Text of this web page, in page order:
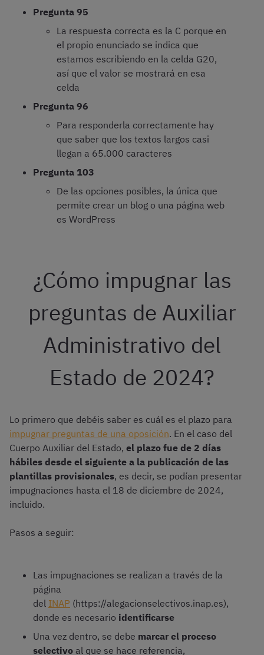
Pregunta 95
La respuesta correcta es la C porque en
el propio enunciado se indica que
estamos escribiendo en la celda G20,
así que el valor se mostrará en esa
celda
Pregunta 96
Para responderla correctamente hay
que saber que los textos largos casi
llegan a 65.000 caracteres
Pregunta 103
De las opciones posibles, la única que
permite crear un blog o una página web
es WordPress
¿Cómo impugnar las
preguntas de Auxiliar
Administrativo del
Estado de 2024?
Lo primero que debéis saber es cuál es el plazo para
impugnar preguntas de una oposición. En el caso del
Cuerpo Auxiliar del Estado, el plazo fue de 2 días
hábiles desde el siguiente a la publicación de las
plantillas provisionales, es decir, se podían presentar
impugnaciones hasta el 18 de diciembre de 2024,
incluido.
Pasos a seguir:
Las impugnaciones se realizan a través de la
página
del INAP (https://alegacionselectivos.inap.es),
donde es necesario identificarse
Una vez dentro, se debe marcar el proceso
selectivo al que se hace referencia,